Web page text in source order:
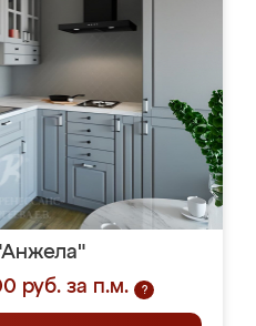
руб. за п.м.
?